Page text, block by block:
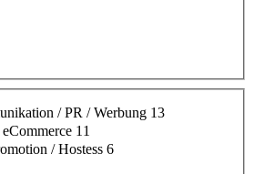
/ PR / Werbung 13
11
/ Hostess 6